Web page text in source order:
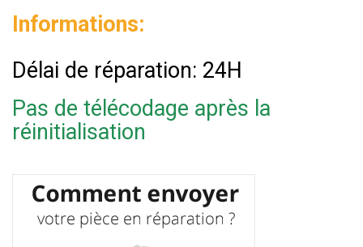
Informations:
Délai de réparation: 24H
Pas de télécodage après la
réinitialisation